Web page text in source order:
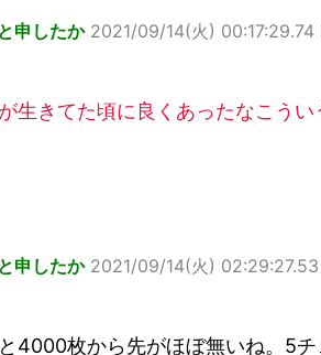
申したか 2021/09/14(火)
生きてた頃に良くあったなこうい
申したか 2021/09/14(火)
4000枚から先がほぼ無いね。5